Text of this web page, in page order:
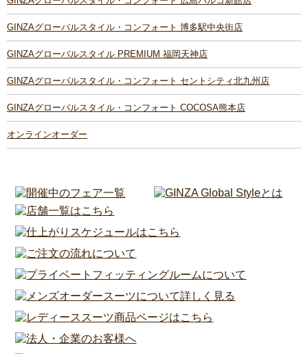
GINZAグローバルスタイル・コンフォート 博多駅中央街店
GINZAグローバルスタイル PREMIUM 福岡天神店
GINZAグローバルスタイル・コンフォート セントシティ北九州店
GINZAグローバルスタイル・コンフォート COCOSA熊本店
オンラインオーダー